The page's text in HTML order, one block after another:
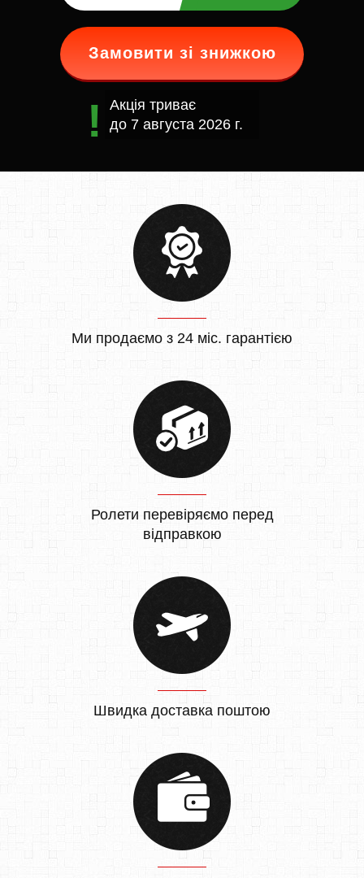
Замовити зі знижкою
Акція триває
до 7 августа 2026 г.
Ми продаємо з 24 міс. гарантією
Ролети перевіряємо перед
відправкою
Швидка доставка поштою